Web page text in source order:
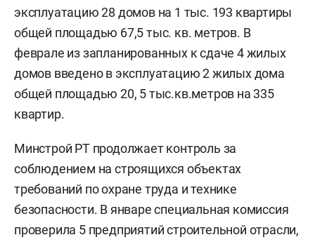
эксплуатацию 28 домов на 1 тыс. 193 квартиры
общей площадью 67,5 тыс. кв. метров. В
феврале из запланированных к сдаче 4 жилых
домов введено в эксплуатацию 2 жилых дома
общей площадью 20, 5 тыс.кв.метров на 335
квартир.
Минстрой РТ продолжает контроль за
соблюдением на строящихся объектах
требований по охране труда и технике
безопасности. В январе специальная комиссия
проверила 5 предприятий строительной отрасли,